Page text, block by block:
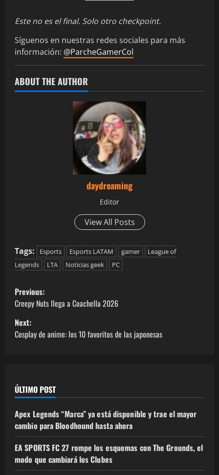
Este no es el final. Solo otro checkpoint.
Síguenos en nuestras redes sociales para más
información: @ParcheGamerCol
ABOUT THE AUTHOR
daydreaming
Editor
View All Posts
Tags: Esports Esports LATAM gamer
League of
Legends
LTA Noticias geek PC
Previous:
Creepy Nuts llega a Coachella 2026
Next:
Cosplay de anime: los 10 favoritos de las japonesas
ÚLTIMO POST
Apex Legends “Marca” ya está disponible y trae el mayor
cambio para Bloodhound hasta ahora
EA SPORTS FC 27 rompe los esquemas con The Grounds, el
modo que cambiará los Clubes